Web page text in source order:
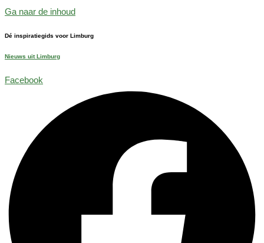
Ga naar de inhoud
Dé inspiratiegids voor Limburg
Nieuws uit Limburg
Facebook